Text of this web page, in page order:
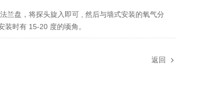
兰盘，将探头旋入即可 , 然后与墙式安装的氧气分
时有 15-20 度的顷角。
返回